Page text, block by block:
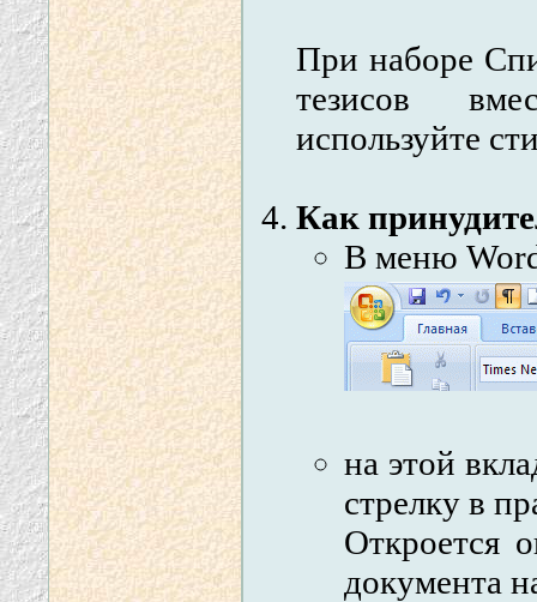
При наборе
тезисов
используйте
Как
В меню
на этой
стрелку в
Откроется
документа